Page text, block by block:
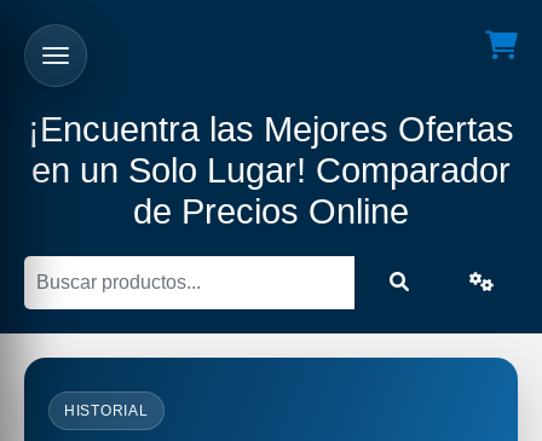
¡Encuentra las Mejores Ofertas
en un Solo Lugar! Comparador
de Precios Online
HISTORIAL